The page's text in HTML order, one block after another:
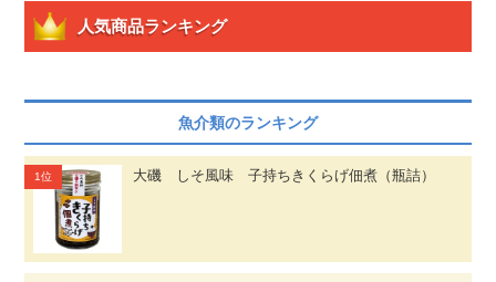
人気商品ランキング
魚介類のランキング
大磯 しそ風味 子持ちきくらげ佃煮（瓶詰）